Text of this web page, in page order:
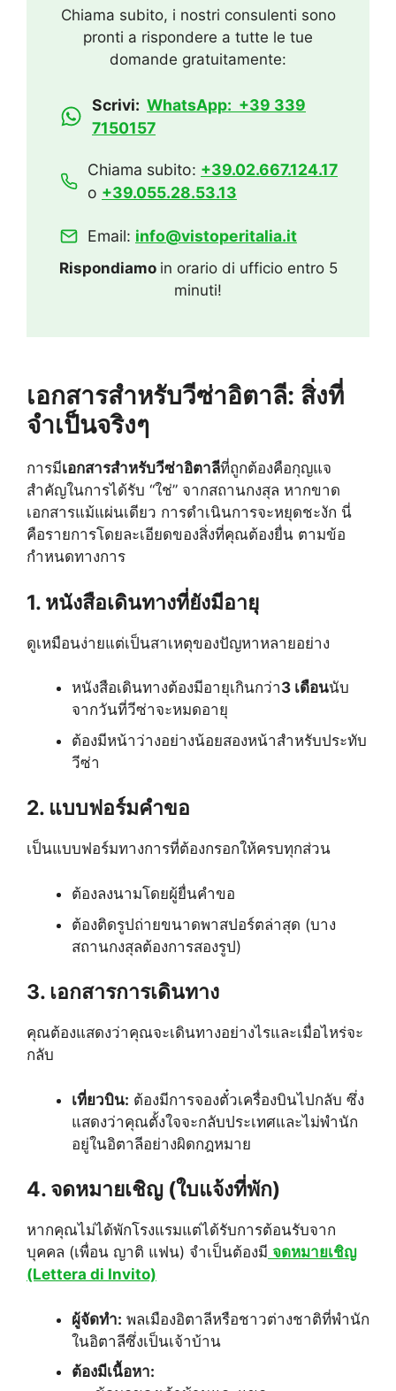
Chiama subito, i nostri consulenti sono
pronti a rispondere a tutte le tue
domande gratuitamente:
Scrivi: WhatsApp: +39 339
7150157
Chiama subito: +39.02.667.124.17
o +39.055.28.53.13
Email: info@vistoperitalia.it
Rispondiamo in orario di ufficio entro 5
minuti!
เอกสารสำหรับวีซ่าอิตาลี: สิ่งที่
จำเป็นจริงๆ
การมีเอกสารสำหรับวีซ่าอิตาลีที่ถูกต้องคือกุญแจ
สำคัญในการได้รับ “ใช่” จากสถานกงสุล หากขาด
เอกสารแม้แผ่นเดียว การดำเนินการจะหยุดชะงัก นี่
คือรายการโดยละเอียดของสิ่งที่คุณต้องยื่น ตามข้อ
กำหนดทางการ
1. หนังสือเดินทางที่ยังมีอายุ
ดูเหมือนง่ายแต่เป็นสาเหตุของปัญหาหลายอย่าง
หนังสือเดินทางต้องมีอายุเกินกว่า3 เดือนนับ
จากวันที่วีซ่าจะหมดอายุ
ต้องมีหน้าว่างอย่างน้อยสองหน้าสำหรับประทับ
วีซ่า
2. แบบฟอร์มคำขอ
เป็นแบบฟอร์มทางการที่ต้องกรอกให้ครบทุกส่วน
ต้องลงนามโดยผู้ยื่นคำขอ
ต้องติดรูปถ่ายขนาดพาสปอร์ตล่าสุด (บาง
สถานกงสุลต้องการสองรูป)
3. เอกสารการเดินทาง
คุณต้องแสดงว่าคุณจะเดินทางอย่างไรและเมื่อไหร่จะ
กลับ
เที่ยวบิน: ต้องมีการจองตั๋วเครื่องบินไปกลับ ซึ่ง
แสดงว่าคุณตั้งใจจะกลับประเทศและไม่พำนัก
อยู่ในอิตาลีอย่างผิดกฎหมาย
4. จดหมายเชิญ (ใบแจ้งที่พัก)
หากคุณไม่ได้พักโรงแรมแต่ได้รับการต้อนรับจาก
บุคคล (เพื่อน ญาติ แฟน) จำเป็นต้องมี จดหมายเชิญ
(Lettera di Invito)
ผู้จัดทำ: พลเมืองอิตาลีหรือชาวต่างชาติที่พำนัก
ในอิตาลีซึ่งเป็นเจ้าบ้าน
ต้องมีเนื้อหา: